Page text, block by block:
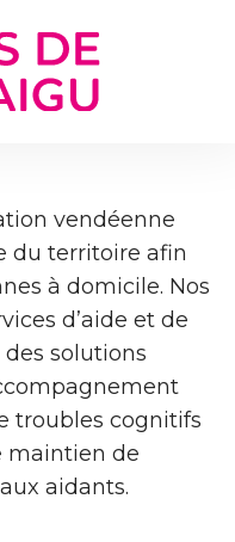
vendéenne
du territoire afin
à domicile. Nos
d’aide et de
solutions
troubles cognitifs
maintien de
aidants.